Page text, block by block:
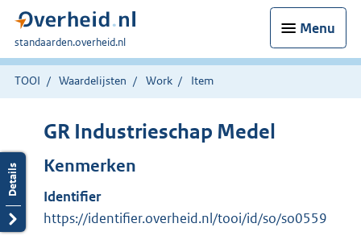
Menu
U
bent
hier:
standaarden.overheid.nl
TOOI Waardelijsten Work Item
GR Industrieschap Medel
Kenmerken
Identifier
https://identifier.overheid.nl/tooi/id/so/so0559